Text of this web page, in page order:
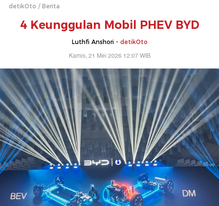
detikOto Berita
4 Keunggulan Mobil PHEV BYD
Luthfi Anshori - detikOto
Kamis, 21 Mei 2026 12:07 WIB